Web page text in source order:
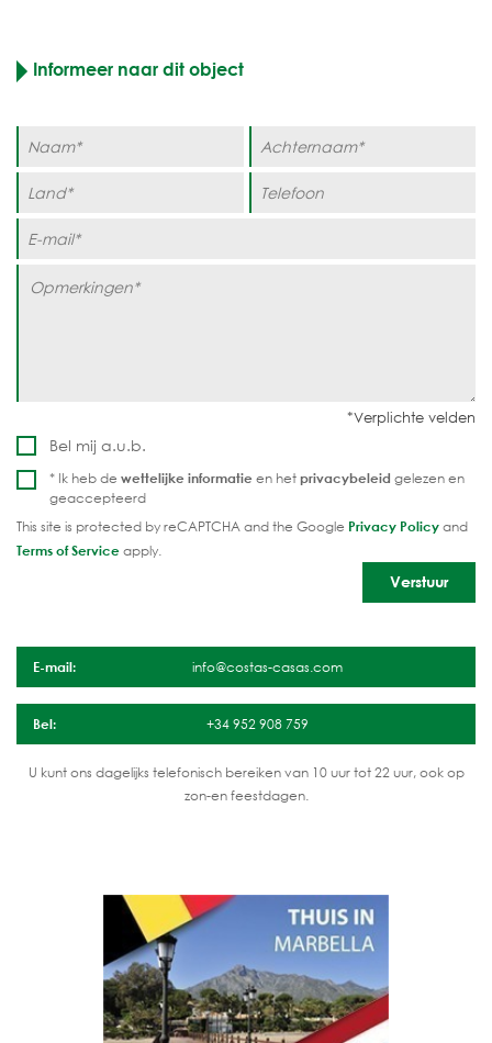
Informeer naar dit object
Bel mij a.u.b.
* Ik heb de wettelijke informatie en hetprivacybeleid gelezen en
geaccepteerd
This site is protected by reCAPTCHA and the Google Privacy Policyand
Terms of Serviceapply.
E-mail: info@costas-casas.com
Bel: +34 952 908 759
U kunt ons dagelijks telefonisch bereiken van 10 uur tot 22 uur, ook op
zon-en feestdagen.